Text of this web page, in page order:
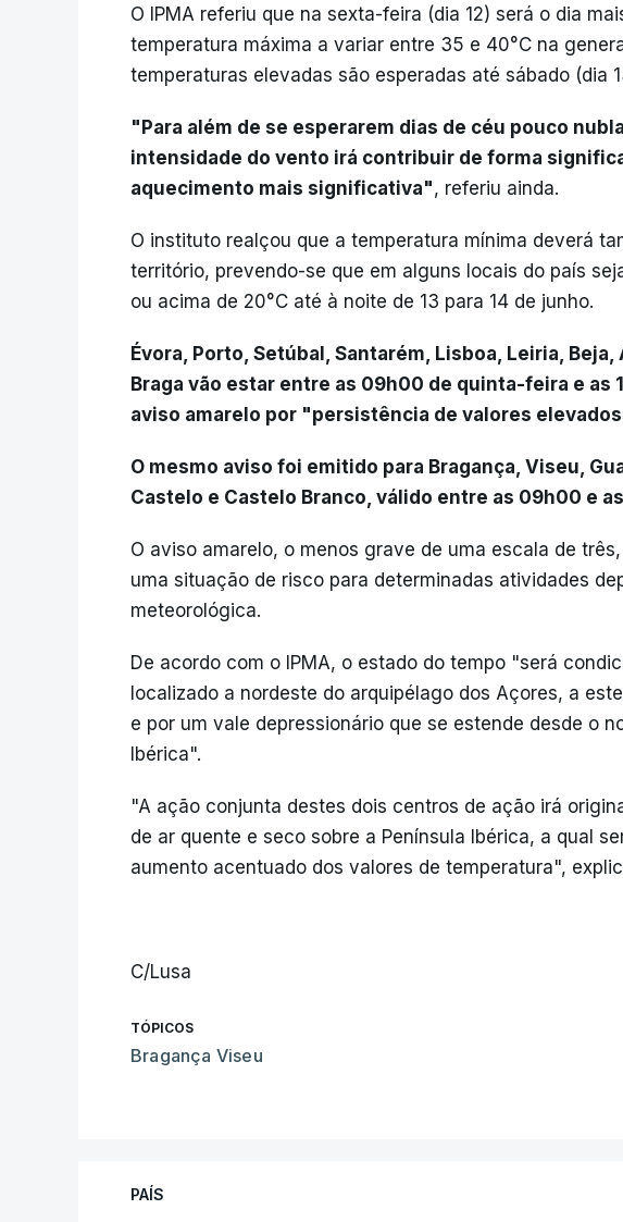
O IPMA referiu que na sexta-feira (dia 12) será o dia
temperatura máxima a variar entre 35 e 40°C na
temperaturas elevadas são esperadas até sábado (dia
"Para além de se esperarem dias de céu pouco
intensidade do vento irá contribuir de forma
aquecimento mais significativa", referiu ainda.
O instituto realçou que a temperatura mínima deverá
território, prevendo-se que em alguns locais do país
ou acima de 20°C até à noite de 13 para 14 de junho.
Évora, Porto, Setúbal, Santarém, Lisboa, Leiria,
Braga vão estar entre as 09h00 de quinta-feira e as
aviso amarelo por "persistência de valores
O mesmo aviso foi emitido para Bragança, Viseu,
Castelo e Castelo Branco, válido entre as 09h00 e
O aviso amarelo, o menos grave de uma escala de
uma situação de risco para determinadas atividades
meteorológica.
De acordo com o IPMA, o estado do tempo "será
localizado a nordeste do arquipélago dos Açores, a
e por um vale depressionário que se estende desde o
Ibérica".
"A ação conjunta destes dois centros de ação irá
de ar quente e seco sobre a Península Ibérica, a qual
aumento acentuado dos valores de temperatura",
C/Lusa
TÓPICOS
Bragança Viseu
PAÍS